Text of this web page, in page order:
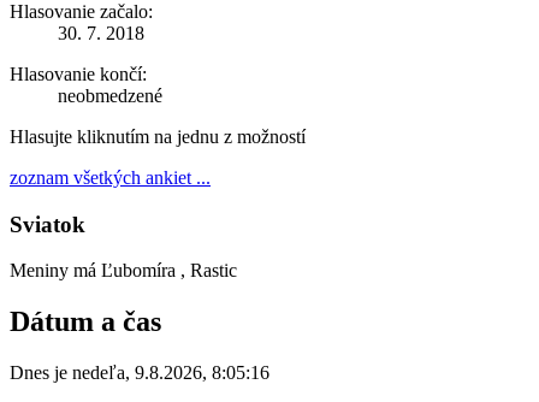
Hlasovanie začalo:
30. 7. 2018
Hlasovanie končí:
neobmedzené
Hlasujte kliknutím na jednu z možností
zoznam všetkých ankiet ...
Sviatok
Meniny má Ľubomíra , Rastic
Dátum a čas
Dnes je nedeľa, 9.8.2026, 8:05:16